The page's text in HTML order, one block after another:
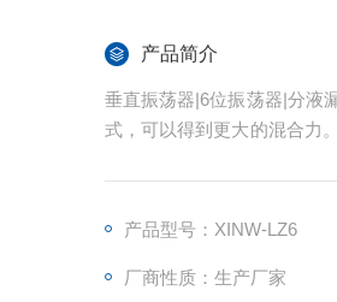
产品简介
垂直振荡器|6位振荡器|分液
式，可以得到更大的混合力
产品型号：XINW-LZ6
厂商性质：生产厂家